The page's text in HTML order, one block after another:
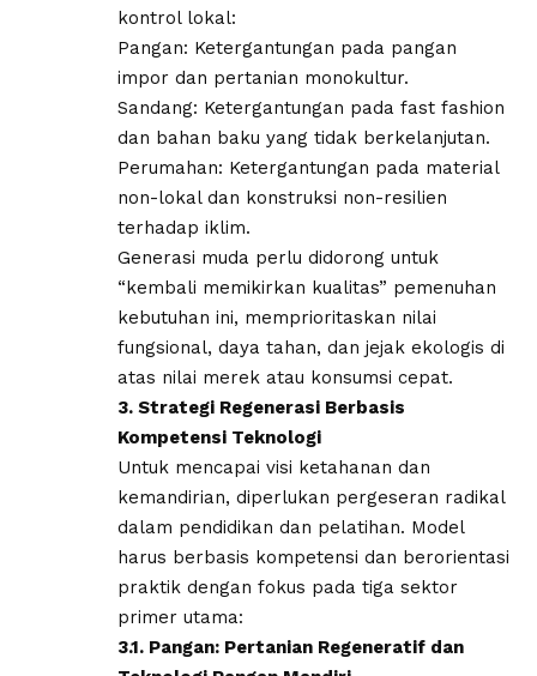
kontrol lokal:
​Pangan: Ketergantungan pada pangan
impor dan pertanian monokultur.
​Sandang: Ketergantungan pada fast fashion
dan bahan baku yang tidak berkelanjutan.
​Perumahan: Ketergantungan pada material
non-lokal dan konstruksi non-resilien
terhadap iklim.
​Generasi muda perlu didorong untuk
“kembali memikirkan kualitas” pemenuhan
kebutuhan ini, memprioritaskan nilai
fungsional, daya tahan, dan jejak ekologis di
atas nilai merek atau konsumsi cepat.
​3. Strategi Regenerasi Berbasis
Kompetensi Teknologi
​Untuk mencapai visi ketahanan dan
kemandirian, diperlukan pergeseran radikal
dalam pendidikan dan pelatihan. Model
harus berbasis kompetensi dan berorientasi
praktik dengan fokus pada tiga sektor
primer utama:
​3.1. Pangan: Pertanian Regeneratif dan